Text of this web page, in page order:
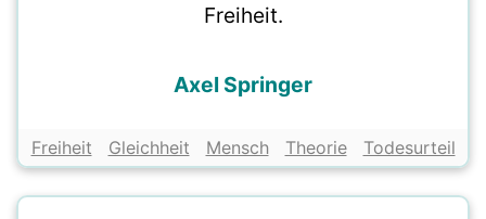
Freiheit.
Axel Springer
Freiheit Gleichheit Mensch Theorie Todesurteil